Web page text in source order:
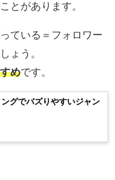
とがあります。
ている＝フォロワー
ょう。
めです。
グでバズりやすいジャン